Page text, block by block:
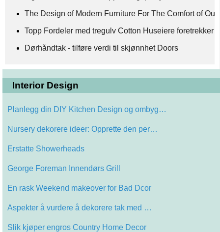
The Design of Modern Furniture For The Comfort of Our
Topp Fordeler med tregulv Cotton Huseiere foretrekker
Dørhåndtak - tilføre verdi til skjønnhet Doors
Interior Design
Planlegg din DIY Kitchen Design og ombyg…
Nursery dekorere ideer: Opprette den per…
Erstatte Showerheads
George Foreman Innendørs Grill
En rask Weekend makeover for Bad Dcor
Aspekter å vurdere å dekorere tak med …
Slik kjøper engros Country Home Decor